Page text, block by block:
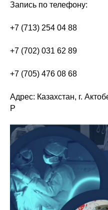
Запись по телефону:
+7 (713) 254 04 88
+7 (702) 031 62 89
+7 (705) 476 08 68
Адрес: Казахстан, г.
Р